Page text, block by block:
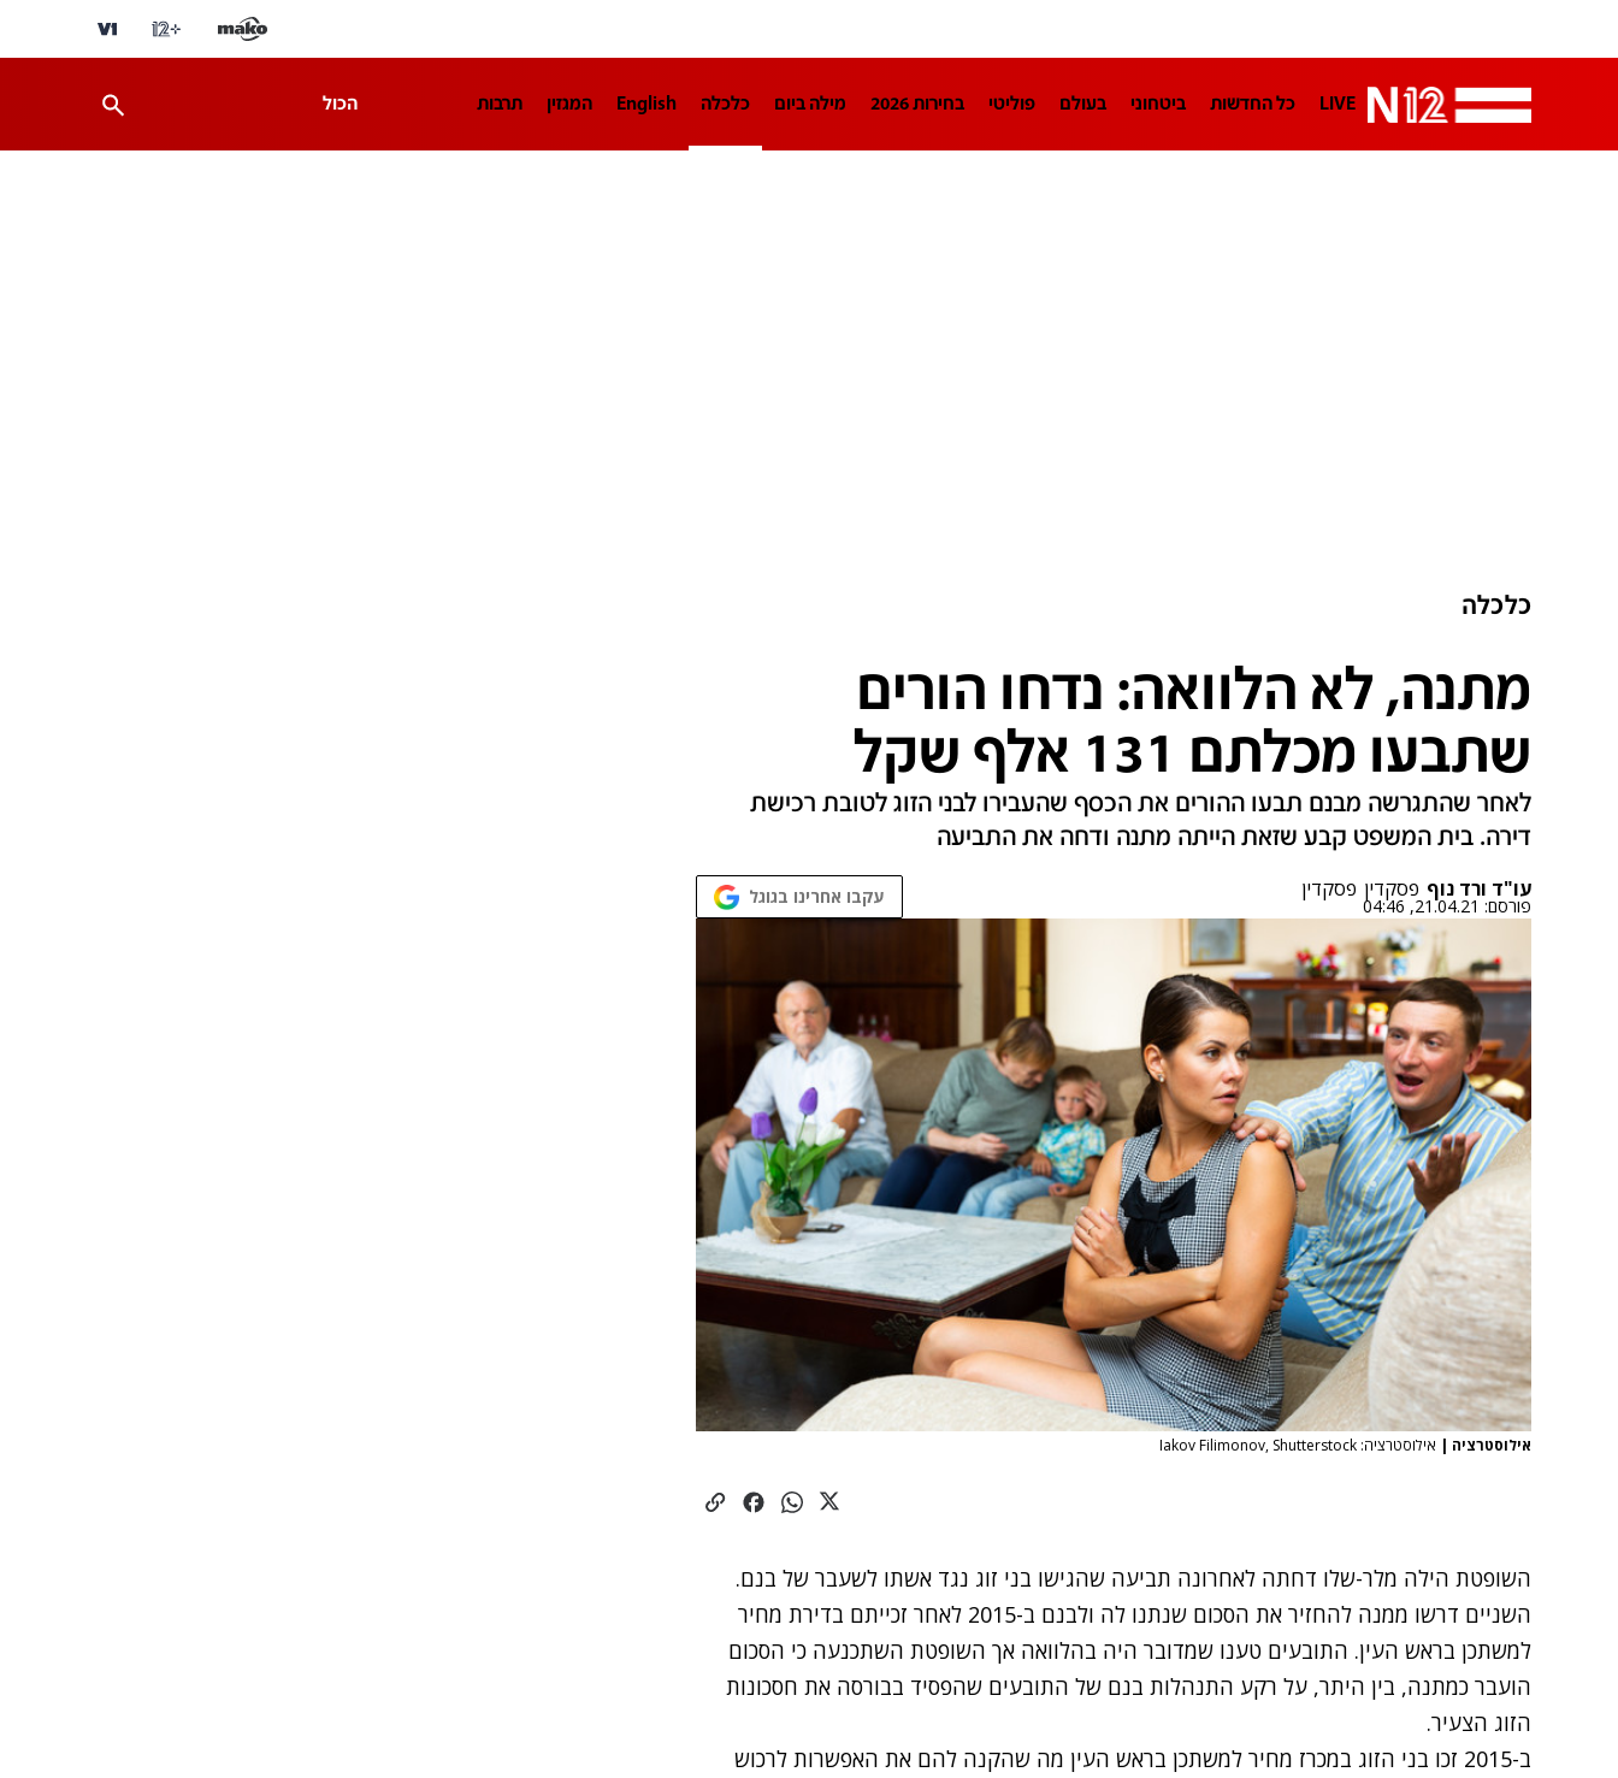
LIVE כל החדשות ביטחוני בעולם פוליטי בחירות 2026 מילה ביום כלכלה English המגזין תרבות הכול
כלכלה
מתנה, לא הלוואה: נדחו הורים
שתבעו מכלתם 131 אלף שקל
לאחר שהתגרשה מבנם תבעו ההורים את הכסף שהעבירו לבני הזוג לטובת רכישת
דירה. בית המשפט קבע שזאת הייתה מתנה ודחה את התביעה
עו"ד ורד נוף פסקדין פסקדין
פורסם: 21.04.21, 04:46 עקבו אחרינו בגוגל
אילוסטרציה | אילוסטרציה: Iakov Filimonov, Shutterstock
השופטת הילה מלר-שלו דחתה לאחרונה תביעה שהגישו בני זוג נגד אשתו לשעבר של בנם.
השניים דרשו ממנה להחזיר את הסכום שנתנו לה ולבנם ב-2015 לאחר זכייתם בדירת מחיר
למשתכן בראש העין. התובעים טענו שמדובר היה בהלוואה אך השופטת השתכנעה כי הסכום
הועבר כמתנה, בין היתר, על רקע התנהלות בנם של התובעים שהפסיד בבורסה את חסכונות
הזוג הצעיר.
ב-2015 זכו בני הזוג במכרז מחיר למשתכן בראש העין מה שהקנה להם את האפשרות לרכוש